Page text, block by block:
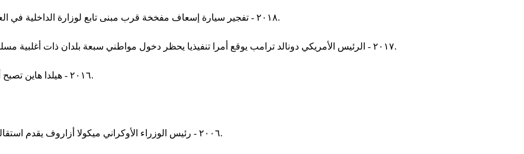
٢٠١٨ - تفجير سيارة إسعاف مفخخة قرب مبنى تابع لوزارة الداخلية في العاصمة الأفغانية كابل يودي بحياة ١٠٢ من الأشخاص وجرح ١٩٦ آخرين.
٢٠١٧ - الرئيس الأمريكي دونالد ترامب يوقع أمرا تنفيذيا يحظر دخول مواطني سبعة بلدان ذات أغلبية مسلمة إلى الولايات المتحدة لأجل محدد، مما أثار احتجاجات وجدل قانوني.
٢٠١٦ - هيلدا هاين تصبح أول رئيسة لجمهورية جزر مارشال، وأول رئيسة لدولة في أوقيانوسيا.
٢٠٠٦ - رئيس الوزراء الأوكراني ميكولا أزاروف يقدم استقالته على وقع احتجاجات الميدان الأوروبي التي استمرت لأكثر من شهر.